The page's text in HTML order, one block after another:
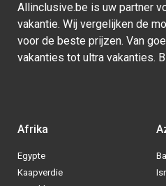
Allinclusive.be is uw partner
vakantie. Wij vergelijken de
voor de beste prijzen. Van
vakanties tot ultra vakanties.
Afrika
Egypte
Kaapverdie